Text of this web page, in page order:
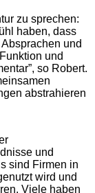
zu sprechen:
haben, dass
und
und
so Robert.
abstrahieren
und
sind Firmen in
wird und
Viele haben